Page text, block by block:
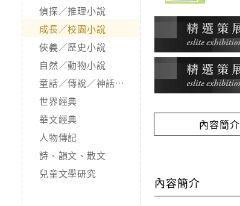
偵探／推理小說
成長／校園小說
俠義／歷史小說
自然／動物小說
童話／傳說／神話／寓言
世界經典
華文經典
人物傳記
詩、韻文、散文
兒童文學研究
內容簡介
內容簡介